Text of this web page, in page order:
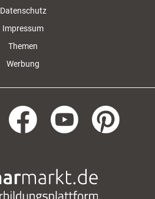
Datenschutz
Impressum
Themen
Werbung